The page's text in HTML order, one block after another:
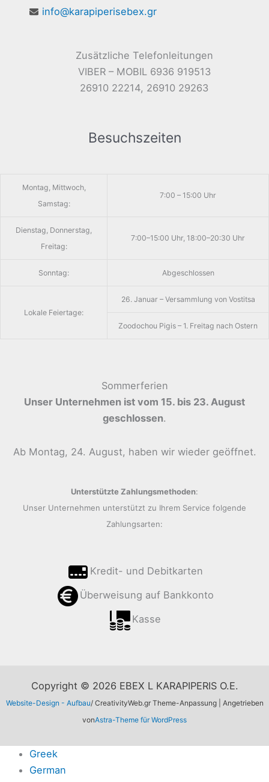
info@karapiperisebex.gr
Zusätzliche Telefonleitungen
VIBER – MOBIL 6936 919513
26910 22214, 26910 29263
Besuchszeiten
Montag, Mittwoch,
Samstag:
7:00 – 15:00 Uhr
Dienstag, Donnerstag,
Freitag:
7:00–15:00 Uhr, 18:00–20:30 Uhr
Sonntag: Abgeschlossen
Lokale Feiertage:
26. Januar – Versammlung von Vostitsa
Zoodochou Pigis – 1. Freitag nach Ostern
Sommerferien
Unser Unternehmen ist vom 15. bis 23. August
geschlossen.
Ab Montag, 24. August, haben wir wieder geöffnet.
Unterstützte Zahlungsmethoden:
Unser Unternehmen unterstützt zu Ihrem Service folgende
Zahlungsarten:
Kredit- und Debitkarten
Überweisung auf Bankkonto
Kasse
Copyright © 2026 EBEX L KARAPIPERIS O.E.
Website-Design - Aufbau/ CreativityWeb.gr Theme-Anpassung | Angetrieben
vonAstra-Theme für WordPress
Greek
German